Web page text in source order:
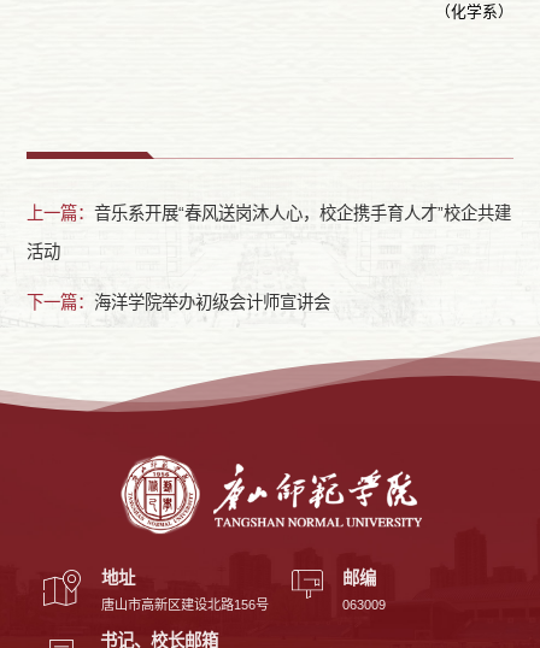
（化学系）
上一篇：音乐系开展“春风送岗沐人心，校企携手育人才”校企共建
活动
下一篇：海洋学院举办初级会计师宣讲会
地址
唐山市高新区建设北路156号
邮编
063009
书记、校长邮箱